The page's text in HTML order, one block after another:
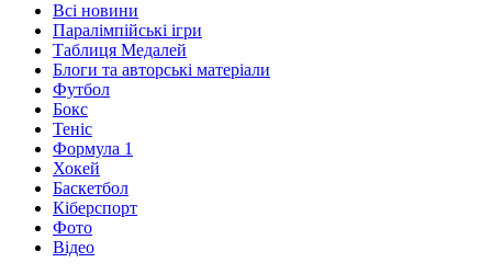
Всі новини
Паралімпійські ігри
Таблиця Медалей
Блоги та авторські матеріали
Футбол
Бокс
Теніс
Формула 1
Хокей
Баскетбол
Кіберспорт
Фото
Відео